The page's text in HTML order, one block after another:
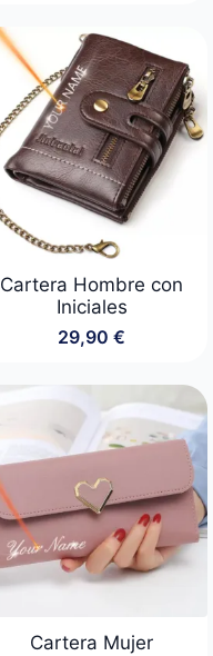
desde
49,00 €
hasta
59,00 €
Cartera Hombre con
Iniciales
29,90 €
Cartera Mujer